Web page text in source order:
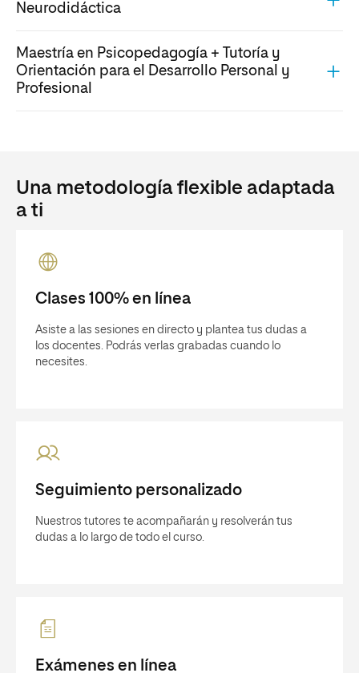
Neurodidáctica
Maestría en Psicopedagogía + Tutoría y
Orientación para el Desarrollo Personal y
Profesional
Una metodología flexible adaptada
a ti
Clases 100% en línea
Asiste a las sesiones en directo y plantea tus dudas a
los docentes. Podrás verlas grabadas cuando lo
necesites.
Seguimiento personalizado
Nuestros tutores te acompañarán y resolverán tus
dudas a lo largo de todo el curso.
Exámenes en línea